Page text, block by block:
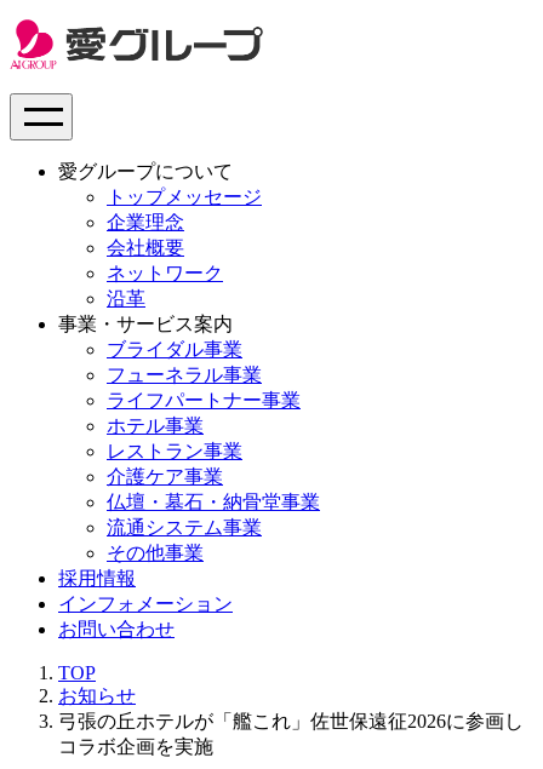
愛グループについて
トップメッセージ
企業理念
会社概要
ネットワーク
沿革
事業・サービス案内
ブライダル事業
フューネラル事業
ライフパートナー事業
ホテル事業
レストラン事業
介護ケア事業
仏壇・墓石・納骨堂事業
流通システム事業
その他事業
採用情報
インフォメーション
お問い合わせ
TOP
お知らせ
弓張の丘ホテルが「艦これ」佐世保遠征2026に参画し
コラボ企画を実施